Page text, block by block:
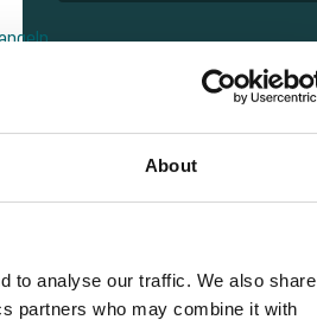
About
to analyse our traffic. We also share
partners who may combine it with